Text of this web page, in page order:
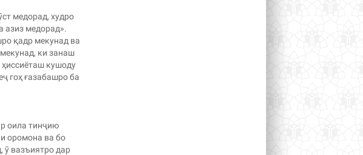
медорад, худро
азиз медорад».
қадр мекунад ва
ки занаш
кушоду
гоҳ ғазабашро ба
оила тинҷию
оромона ва бо
ӯ вазъиятро дар